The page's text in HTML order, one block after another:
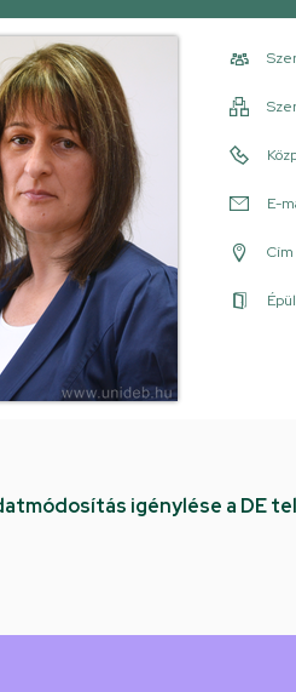
E-
Cím
igénylése a DE